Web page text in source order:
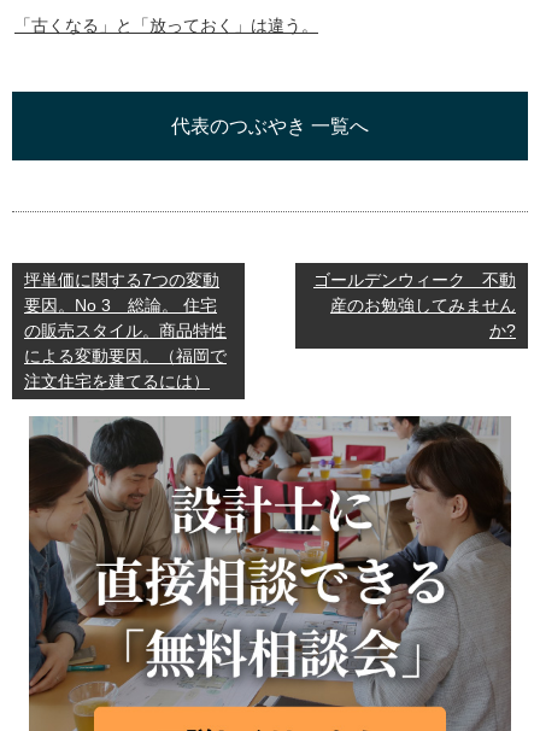
「古くなる」と「放っておく」は違う。
代表のつぶやき 一覧へ
坪単価に関する7つの変動
要因。No 3 総論。 住宅
の販売スタイル。商品特性
による変動要因。（福岡で
注文住宅を建てるには）
ゴールデンウィーク 不動
産のお勉強してみません
か?